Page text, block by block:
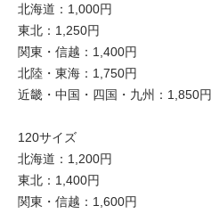
北海道：1,000円
東北：1,250円
関東・信越：1,400円
北陸・東海：1,750円
近畿・中国・四国・九州：1,850円
120サイズ
北海道：1,200円
東北：1,400円
関東・信越：1,600円